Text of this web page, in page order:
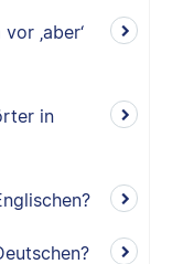
‚aber‘
in